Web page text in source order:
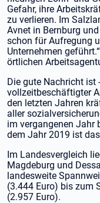
Gefahr, ihre
zu verlieren. Im
Avnet in Bernburg
schon für Aufregung
Unternehmen
örtlichen
Die gute Nachricht ist
vollzeitbeschäftigter
den letzten Jahren
aller
im vergangenen Jahr
dem Jahr 2019 ist
Im Landesvergleich
Magdeburg und
landesweite
(3.444 Euro) bis zum
(2.957 Euro).